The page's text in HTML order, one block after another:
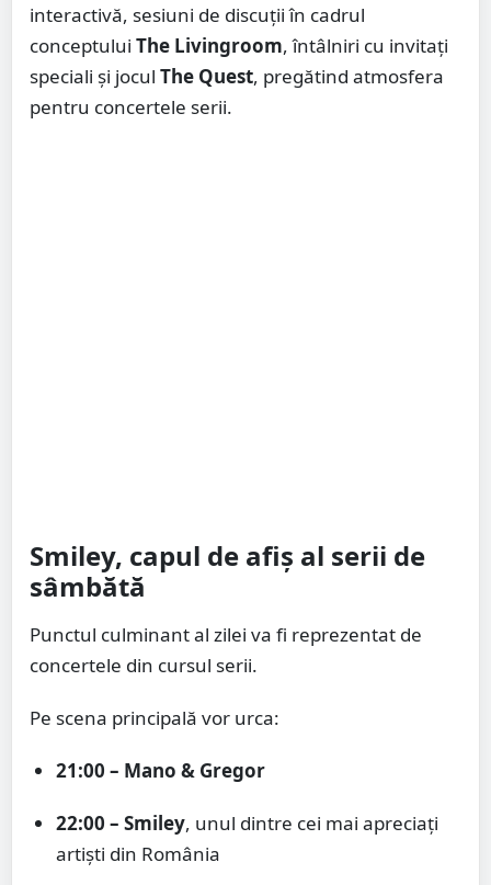
interactivă, sesiuni de discuții în cadrul
conceptului The Livingroom, întâlniri cu invitați
speciali și jocul The Quest, pregătind atmosfera
pentru concertele serii.
Smiley, capul de afiș al serii de
sâmbătă
Punctul culminant al zilei va fi reprezentat de
concertele din cursul serii.
Pe scena principală vor urca:
21:00 – Mano & Gregor
22:00 – Smiley, unul dintre cei mai apreciați
artiști din România